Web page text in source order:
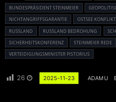
BUNDESPRÄSIDENT STEINMEIER
NICHTANGRIFFSGARANTIE
OSTSEE KONFLIKT
RUSSLAND
RUSSLAND BEDROHUNG
SICHERHEITSKONFERENZ
STEINMEIER REDE
VERTEIDIGUNGSMINISTER PISTORIUS
26 2025-11-23 ADAMU